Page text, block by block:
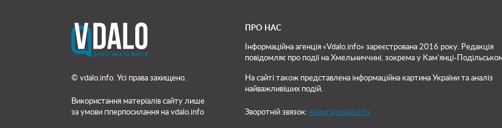
© vdalo.info. Усі права захищено.
Використання матеріалів сайту лише
за умови гіперпосилання на vdalo.info
ПРО НАС
Інформаційна агенція «Vdalo.info» зареєстрована 2016 року. Редакція
повідомляє про події на Хмельниччині, зокрема у Кам'янці-
На сайті також представлена інформаційна картина України та аналіз
найважливіших подій.
Зворотній звязок: editor@vdalo.info